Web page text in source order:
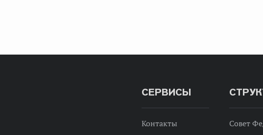
СЕРВИСЫ
Контакты
Совет